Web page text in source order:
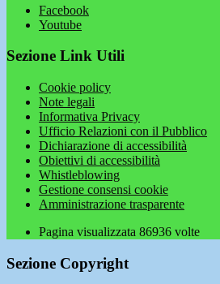
Facebook
Youtube
Sezione Link Utili
Cookie policy
Note legali
Informativa Privacy
Ufficio Relazioni con il Pubblico
Dichiarazione di accessibilità
Obiettivi di accessibilità
Whistleblowing
Gestione consensi cookie
Amministrazione trasparente
Pagina visualizzata 86936 volte
Sezione Copyright